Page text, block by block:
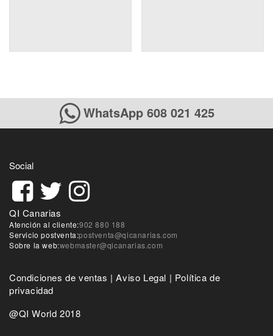
WhatsApp 608 021 425
Social
QI Canarias
Atención al cliente:902 880 188
Servicio postventa:postventa@qicanarias.com
Sobre la web:webmaster@qicanarias.com
Condiciones de ventas |Aviso Legal | Política de
privacidad
@QI World 2018